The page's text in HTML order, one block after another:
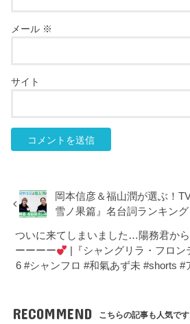
メール ※
サイト
岡本信彦＆福山潤が選ぶ！
雪ノ果篇』名台詞ランキング
ついに来てしまいました…陽務君か
ーーーー
|『シャングリラ・フロン
6 #シャンフロ #和氣あず未 #shorts #
RECOMMEND こちらの記事も人気です